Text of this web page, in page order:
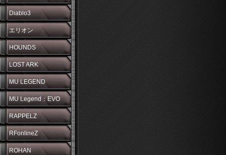
Diablo3
エリオン
HOUNDS
LOST ARK
MU LEGEND
MU Legend：EVO
RAPPELZ
RFonlineZ
ROHAN